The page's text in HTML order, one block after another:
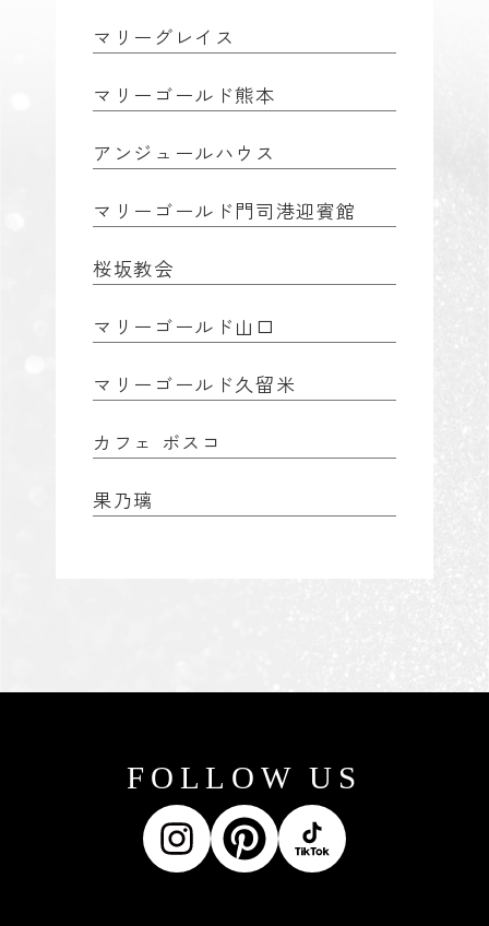
マリーグレイス
マリーゴールド熊本
アンジュールハウス
マリーゴールド門司港迎賓館
桜坂教会
マリーゴールド山口
マリーゴールド久留米
カフェ ボスコ
果乃璃
FOLLOW US